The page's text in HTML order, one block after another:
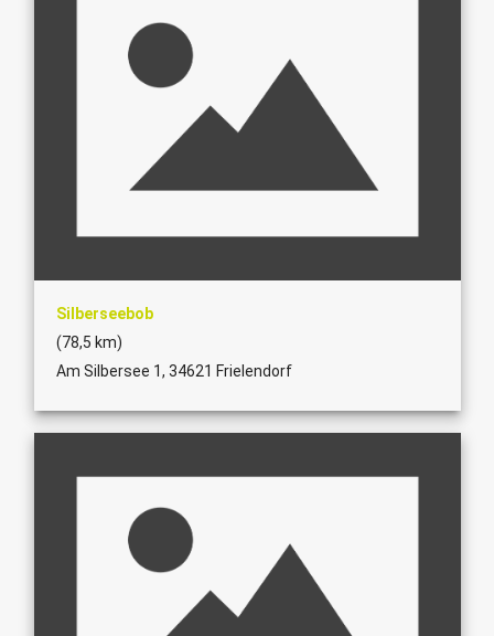
Silberseebob
(78,5 km)
Am Silbersee 1, 34621 Frielendorf